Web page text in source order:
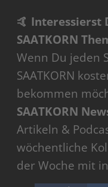
🤙 Interessierst
SAATKORN
Wenn Du jeden
SAATKORN
bekommen
SAATKORN
Artikeln &
wöchentliche
der Woche mit